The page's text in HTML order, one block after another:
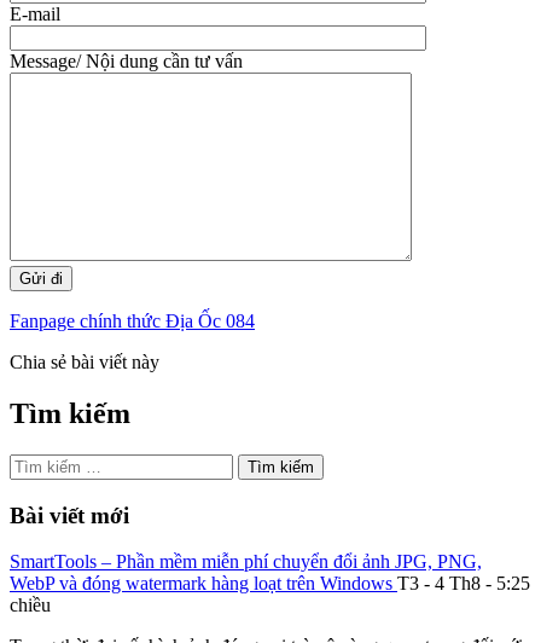
E-mail
Message/ Nội dung cần tư vấn
Fanpage chính thức Địa Ốc 084
Chia sẻ bài viết này
Tìm kiếm
Tìm
kiếm
cho:
Bài viết mới
SmartTools – Phần mềm miễn phí chuyển đổi ảnh JPG, PNG,
WebP và đóng watermark hàng loạt trên Windows T3 - 4 Th8 - 5:25
chiều